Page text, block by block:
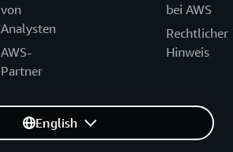
von
Analysten
AWS-
Partner
bei AWS
Rechtlicher
Hinweis
English